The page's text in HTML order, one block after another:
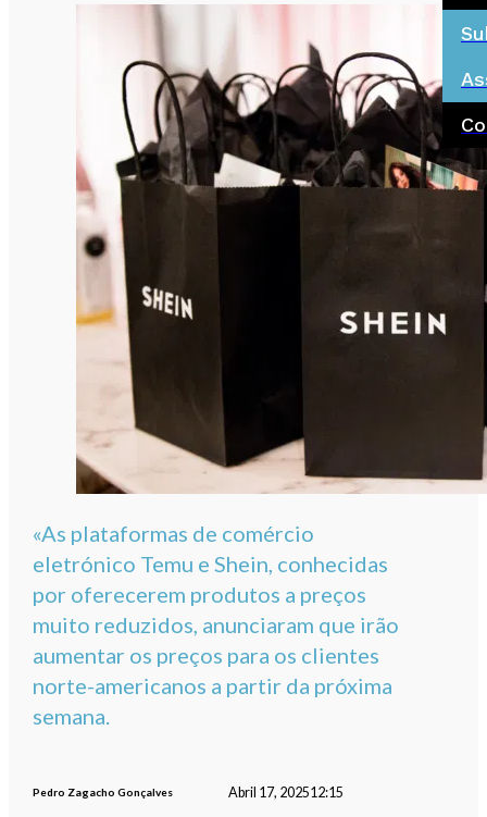
«As plataformas de comércio
eletrónico Temu e Shein, conhecidas
por oferecerem produtos a preços
muito reduzidos, anunciaram que irão
aumentar os preços para os clientes
norte-americanos a partir da próxima
semana.
Pedro Zagacho Gonçalves Abril 17, 202512:15